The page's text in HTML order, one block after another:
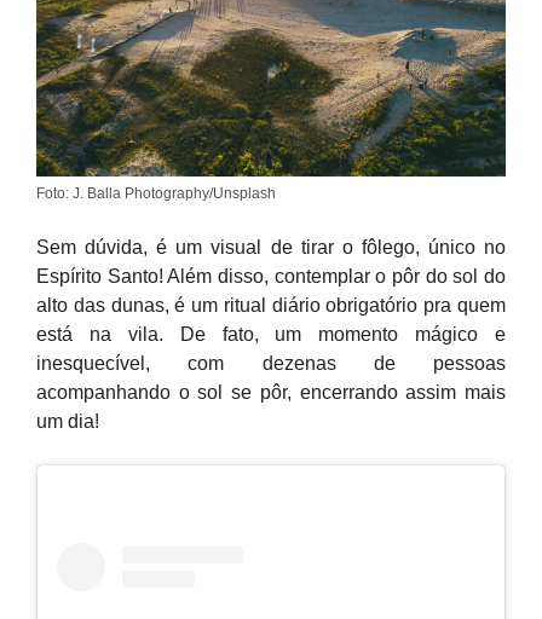
Foto: J. Balla Photography/Unsplash
Sem dúvida, é um visual de tirar o fôlego, único no
Espírito Santo! Além disso, contemplar o pôr do sol do
alto das dunas, é um ritual diário obrigatório pra quem
está na vila. De fato, um momento mágico e
inesquecível, com dezenas de pessoas
acompanhando o sol se pôr, encerrando assim mais
um dia!